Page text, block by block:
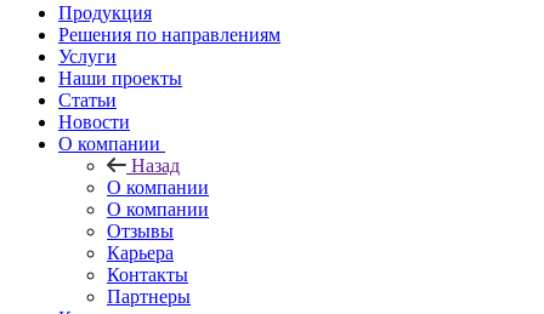
Продукция
Решения по направлениям
Услуги
Наши проекты
Статьи
Новости
О компании
Назад
О компании
О компании
Отзывы
Карьера
Контакты
Партнеры